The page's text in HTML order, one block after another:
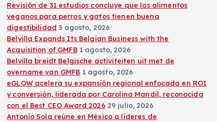
Revisión de 31 estudios concluye que los alimentos
veganos para perros y gatos tienen buena
digestibilidad 3 agosto, 2026
Belvilla Expands Its Belgian Business with the
Acquisition of GMFB 1 agosto, 2026
Belvilla breidt Belgische activiteiten uit met de
overname van GMFB 1 agosto, 2026
eGLOW acelera su expansión regional enfocada en ROI
y conversión, liderada por Carolina Mandil, reconocida
con el Best CEO Award 2026 29 julio, 2026
Antonio Sola reúne en México a líderes de